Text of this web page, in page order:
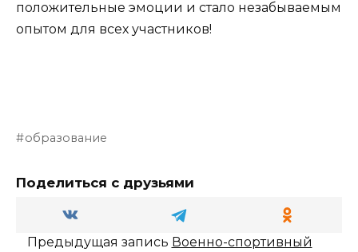
положительные эмоции и стало незабываемым
опытом для всех участников!
образование
Поделиться с друзьями
Предыдущая запись Военно-спортивный